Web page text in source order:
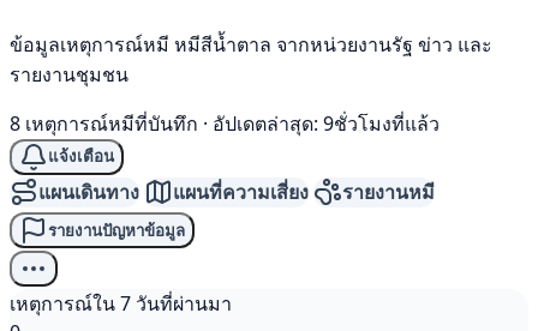
ข้อมูลเหตุการณ์หมี หมีสีน้ำตาล จากหน่วยงานรัฐ ข่าว และ
รายงานชุมชน
8 เหตุการณ์หมีที่บันทึก · อัปเดตล่าสุด: 9ชั่วโมงที่แล้ว
แจ้งเตือน
แผนเดินทาง แผนที่ความเสี่ยง รายงานหมี
รายงานปัญหาข้อมูล
เหตุการณ์ใน 7 วันที่ผ่านมา